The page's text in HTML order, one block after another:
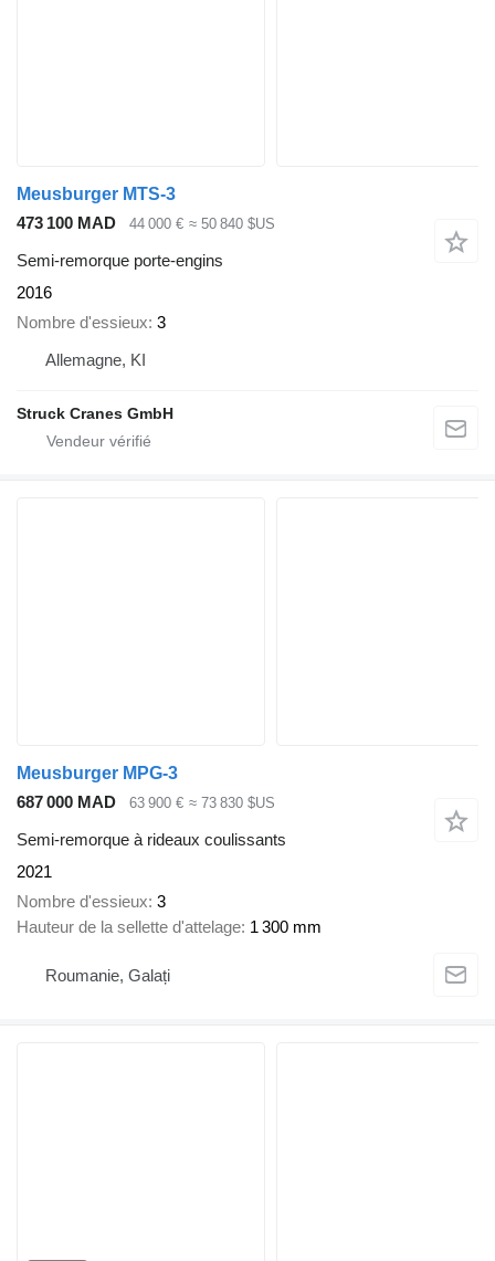
Meusburger MTS-3
473 100 MAD
44 000 € ≈ 50 840 $US
Semi-remorque porte-engins
2016
Nombre d'essieux 3
Allemagne, KI
Struck Cranes GmbH
Meusburger MPG-3
687 000 MAD
63 900 € ≈ 73 830 $US
Semi-remorque à rideaux coulissants
2021
Nombre d'essieux 3
Hauteur de la sellette d'attelage 1 300 mm
Roumanie, Galați